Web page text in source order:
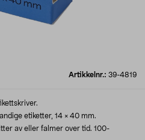
Artikkelnr.: 39-4819
etiketter, 14 × 40 mm.
av eller falmer over tid. 100-